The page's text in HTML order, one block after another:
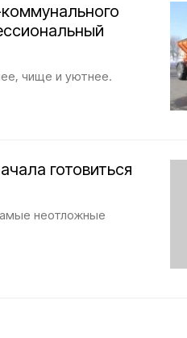
чище и уютнее.
готовиться
неотложные